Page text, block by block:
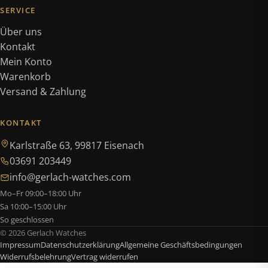
SERVICE
Über uns
Kontakt
Mein Konto
Warenkorb
Versand & Zahlung
KONTAKT
Karlstraße 63, 99817 Eisenach
03691 203449
info@gerlach-watches.com
Mo–Fr 09:00–18:00 Uhr
Sa 10:00–15:00 Uhr
So geschlossen
© 2026 Gerlach Watches
ImpressumDatenschutzerklärungAllgemeine Geschäftsbedingungen
WiderrufsbelehrungVertrag widerrufen